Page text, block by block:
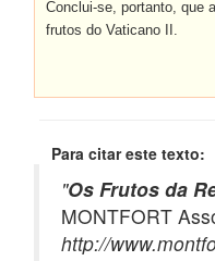
Conclui-se, portanto, que
frutos do Vaticano II.
Para citar este texto:
"Os Frutos da
MONTFORT
http://